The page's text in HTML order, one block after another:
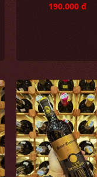
190.000 đ